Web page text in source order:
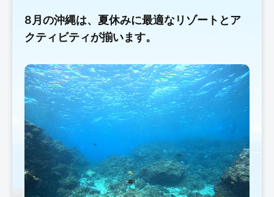
8月の沖縄は、夏休みに最適なリゾートとア
クティビティが揃います。